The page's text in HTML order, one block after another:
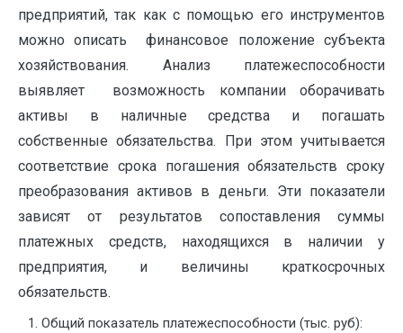
предприятий, так как с помощью его инструментов
можно описать финансовое положение субъекта
хозяйствования. Анализ платежеспособности
выявляет возможность компании оборачивать
активы в наличные средства и погашать
собственные обязательства. При этом учитывается
соответствие срока погашения обязательств сроку
преобразования активов в деньги. Эти показатели
зависят от результатов сопоставления суммы
платежных средств, находящихся в наличии у
предприятия, и величины краткосрочных
обязательств.
Общий показатель платежеспособности (тыс. руб):